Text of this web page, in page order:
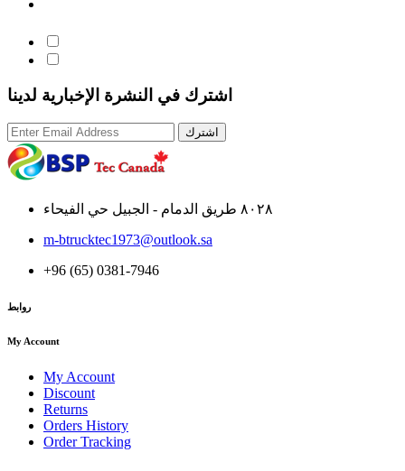
اشترك في النشرة الإخبارية لدينا
اشترك
٨٠٢٨ طريق الدمام - الجبيل حي الفيحاء
m-btrucktec1973@outlook.sa
+96 (65) 0381-7946
روابط
My Account
My Account
Discount
Returns
Orders History
Order Tracking